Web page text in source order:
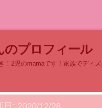
のプロフィール
！2児のmamaです！家族でディ
日: 2020/12/28